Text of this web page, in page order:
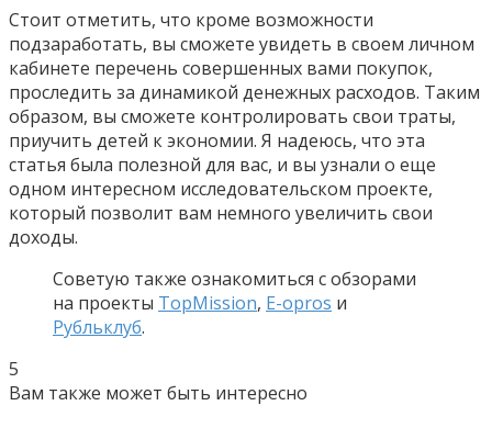
Стоит отметить, что кроме возможности
подзаработать, вы сможете увидеть в своем личном
кабинете перечень совершенных вами покупок,
проследить за динамикой денежных расходов. Таким
образом, вы сможете контролировать свои траты,
приучить детей к экономии. Я надеюсь, что эта
статья была полезной для вас, и вы узнали о еще
одном интересном исследовательском проекте,
который позволит вам немного увеличить свои
доходы.
Советую также ознакомиться с обзорами
на проекты TopMission, E-opros и
Рубльклуб.
5
Вам также может быть интересно